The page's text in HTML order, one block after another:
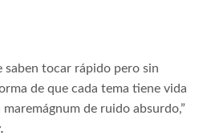
saben tocar rápido pero sin
de que cada tema tiene vida
de ruido absurdo,”